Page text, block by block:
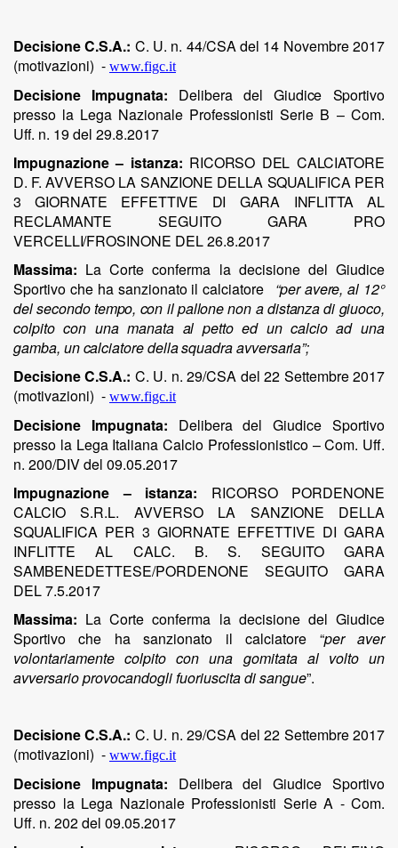
Decisione C.S.A.: C. U. n. 44/CSA del 14 Novembre 2017
(motivazioni) - www.figc.it
Decisione Impugnata: Delibera del Giudice Sportivo
presso la Lega Nazionale Professionisti Serie B – Com.
Uff. n. 19del 29.8.2017
Impugnazione – istanza: RICORSO DEL CALCIATORE
D. F. AVVERSO LA SANZIONE DELLA SQUALIFICA PER
3GIORNATE EFFETTIVE DI GARA INFLITTA
AL
RECLAMANTE
SEGUITO
GARA PRO
VERCELLI/FROSINONE DEL26.8.2017
Massima: La Corte conferma la decisione del Giudice
Sportivo che ha sanzionato il calciatore
“per avere, al 12°
delsecondotempo, con ilpallonenon adistanzadi giuoco,
colpito con unamanata al petto eduncalcioad una
gamba, uncalciatore dellasquadraavversaria”;
Decisione C.S.A.: C. U. n. 29/CSA del 22 Settembre 2017
(motivazioni) - www.figc.it
Decisione Impugnata: Delibera del Giudice Sportivo
presso la Lega Italiana Calcio Professionistico – Com. Uff.
n. 200/DIV del 09.05.2017
Impugnazione – istanza: RICORSO PORDENONE
CALCIO S.R.L. AVVERSO LA SANZIONE DELLA
SQUALIFICA PER 3 GIORNATE EFFETTIVE DI GARA
INFLITTE AL CALC. B. S. SEGUITO GARA
SAMBENEDETTESE/PORDENONE SEGUITO GARA
DEL 7.5.2017
Massima: La Corte conferma la decisione del Giudice
Sportivo che ha sanzionato il calciatore
“per aver
volontariamente colpito con una gomitata al volto un
avversario provocandogli fuoriuscita di sangue”.
Decisione C.S.A.: C. U. n. 29/CSA del 22 Settembre 2017
(motivazioni) - www.figc.it
Decisione Impugnata: Delibera del Giudice Sportivo
presso la Lega Nazionale Professionisti Serie A - Com.
Uff. n. 202 del 09.05.2017